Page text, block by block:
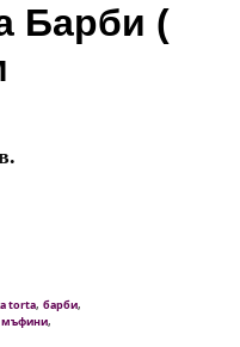
Барби (
torta, барби,
мъфини,